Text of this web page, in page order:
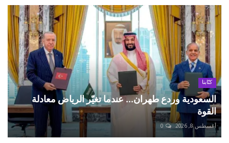
كتّابنا
السعودية وردع طهران... عندما تغيّر الرياض معادلة
القوة
أغسطس 8, 2026 0